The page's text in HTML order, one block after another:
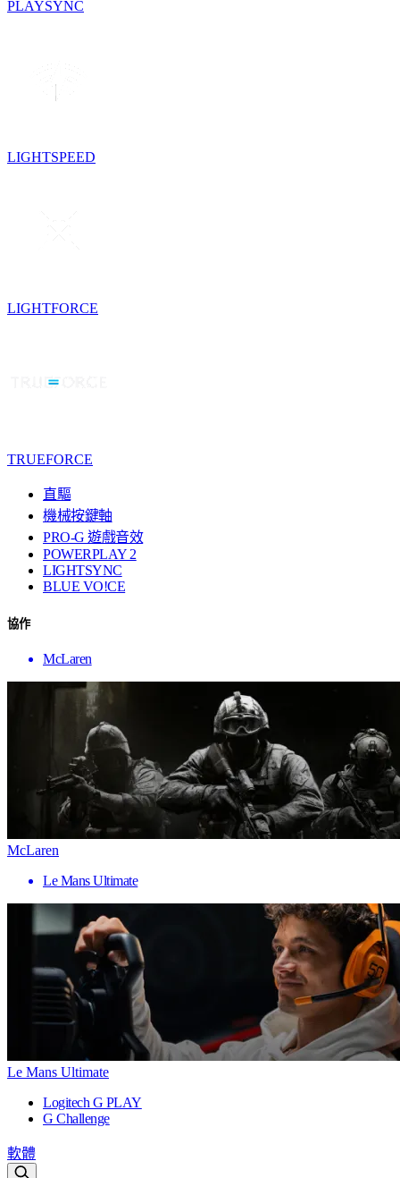
PLAYSYNC
LIGHTSPEED
LIGHTFORCE
TRUEFORCE
直驅
機械按鍵軸
PRO-G 遊戲音效
POWERPLAY 2
LIGHTSYNC
BLUE VO!CE
協作
McLaren
McLaren
Le Mans Ultimate
Le Mans Ultimate
Logitech G PLAY
G Challenge
軟體